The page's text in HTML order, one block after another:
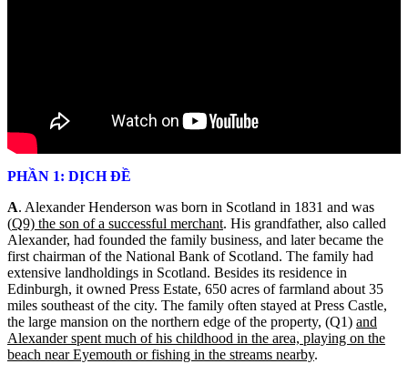
PHẦN 1: DỊCH ĐỀ
A. Alexander Henderson was born in Scotland in 1831 and was
(Q9) the son of a successful merchant. His grandfather, also called
Alexander, had founded the family business, and later became the
first chairman of the National Bank of Scotland. The family had
extensive landholdings in Scotland. Besides its residence in
Edinburgh, it owned Press Estate, 650 acres of farmland about 35
miles southeast of the city. The family often stayed at Press Castle,
the large mansion on the northern edge of the property, (Q1) and
Alexander spent much of his childhood in the area, playing on the
beach near Eyemouth or fishing in the streams nearby.